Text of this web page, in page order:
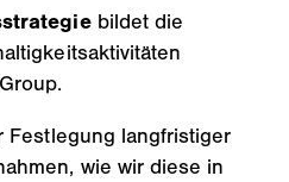
bildet die
Festlegung langfristiger
wie wir diese in